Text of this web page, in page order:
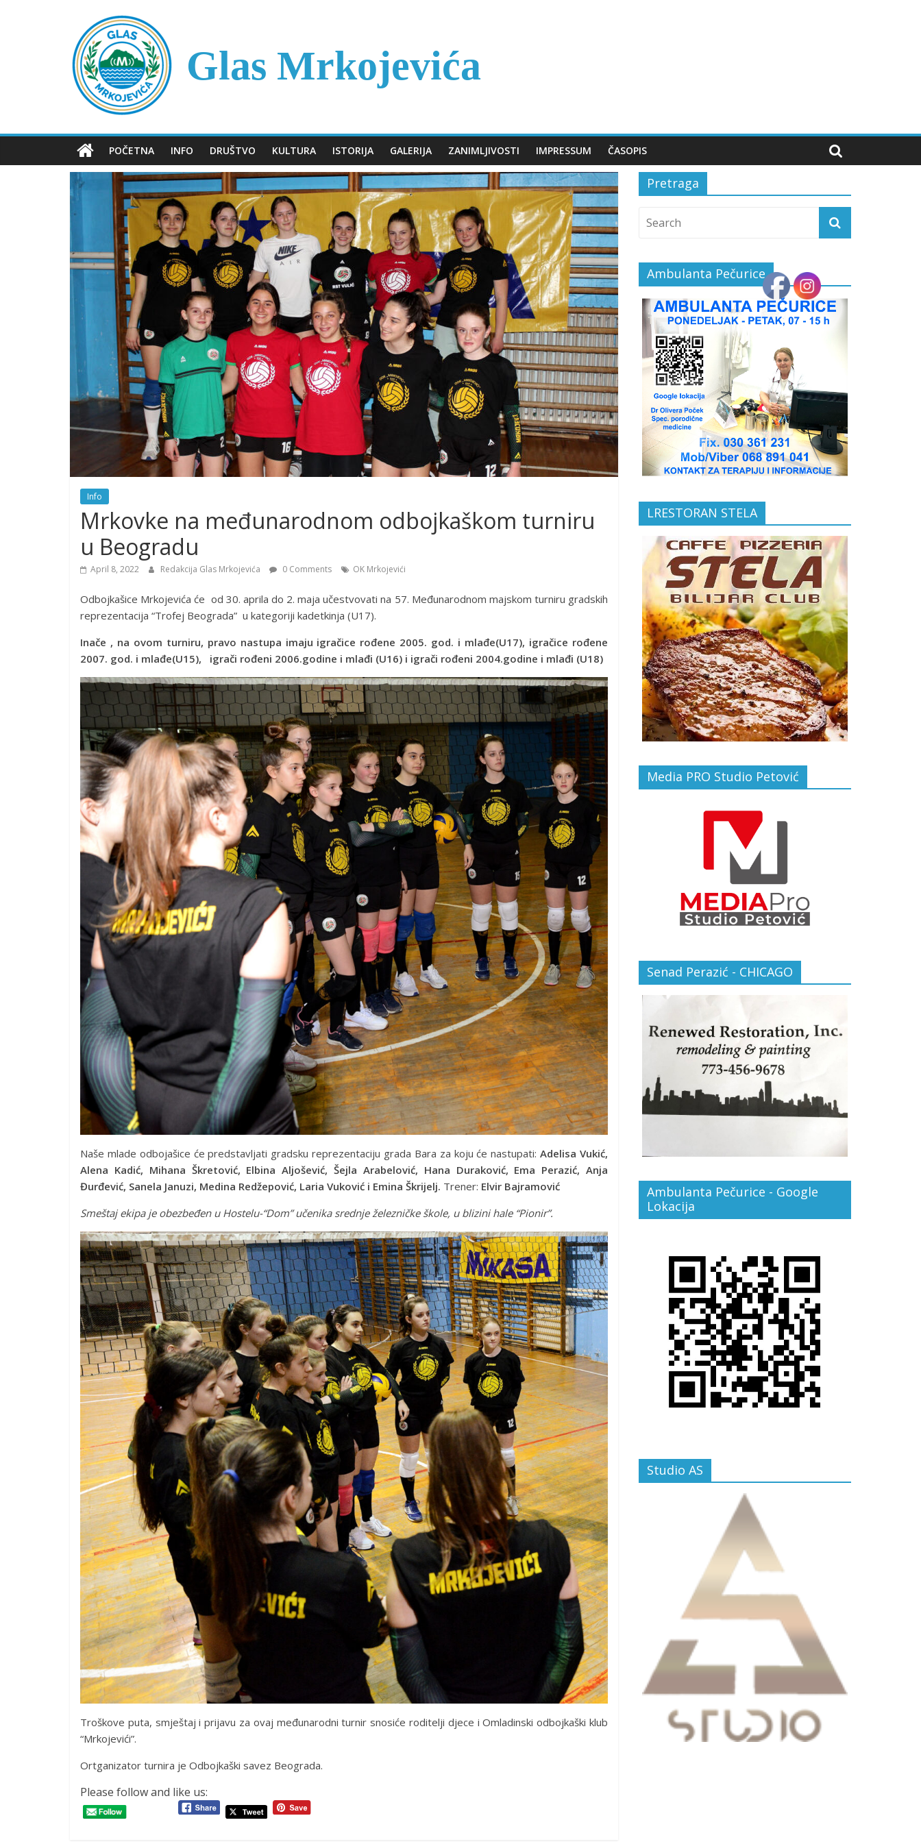
Glas Mrkojevića
POČETNA INFO DRUŠTVO KULTURA ISTORIJA GALERIJA ZANIMLJIVOSTI IMPRESSUM ČASOPIS
Info
Mrkovke na međunarodnom odbojkaškom turniru
u Beogradu
April 8, 2022 Redakcija Glas Mrkojevića 0 Comments OK Mrkojevići
Odbojkašice Mrkojevića će od 30. aprila do 2. maja učestvovati na 57. Međunarodnom majskom turniru gradskih
reprezentacija “Trofej Beograda” u kategoriji kadetkinja (U17).
Inače , na ovom turniru, pravo nastupa imaju igračice rođene 2005. god. i mlađe(U17), igračice rođene
2007. god. i mlađe(U15), igrači rođeni 2006.godine i mlađi (U16) i igrači rođeni 2004.godine i mlađi (U18)
Naše mlade odbojašice će predstavljati gradsku reprezentaciju grada Bara za koju će nastupati:Adelisa Vukić,
Alena Kadić, Mihana Škretović, Elbina Aljošević, Šejla Arabelović, Hana Duraković, Ema Perazić, Anja
Đurđević, Sanela Januzi, Medina Redžepović, Laria Vuković i Emina Škrijelj. Trener: Elvir Bajramović
Smeštaj ekipa je obezbeđen u Hostelu-“Dom” učenika srednje železničke škole, u blizini hale “Pionir”.
Troškove puta, smještaj i prijavu za ovaj međunarodni turnir snosiće roditelji djece i Omladinski odbojkaški klub
“Mrkojevići”.
Ortganizator turnira je Odbojkaški savez Beograda.
Please follow and like us:
Pretraga
Ambulanta Pečurice
LRESTORAN STELA
Media PRO Studio Petović
Senad Perazić - CHICAGO
Ambulanta Pečurice - Google
Lokacija
Studio AS